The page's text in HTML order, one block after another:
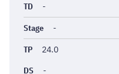
TD -
Stage -
TP 24.0
DS -